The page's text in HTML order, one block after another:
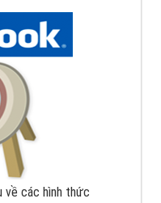
về các hình thức